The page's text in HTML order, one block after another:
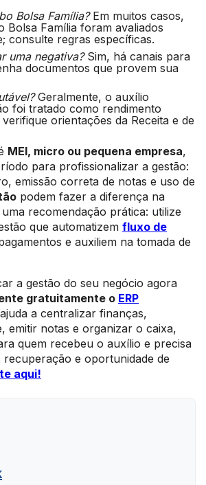
Bolsa Família?Em muitos casos,
Bolsa Família foram avaliados
consulte regras específicas.
uma negativa?Sim, há canais para
documentos que provem sua
Geralmente, o auxílio
foi tratado como rendimento
orientações da Receita e de
MEI, micro ou pequena empresa,
para profissionalizar a gestão:
emissão correta de notas e uso de
podem fazer a diferença na
recomendação prática: utilize
que automatizem fluxo de
e auxiliem na tomada de
a gestão do seu negócio agora
gratuitamente o ERP
a centralizar finanças,
emitir notas e organizar o caixa,
quem recebeu o auxílio e precisa
e oportunidade de
aqui!